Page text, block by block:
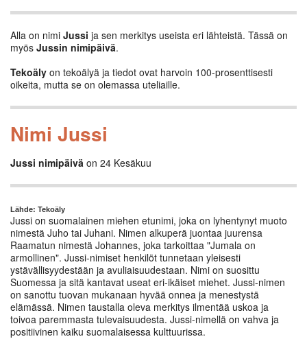
Alla on nimi Jussi ja sen merkitys useista eri lähteistä. Tässä on
myös Jussin nimipäivä.
Tekoäly on tekoälyä ja tiedot ovat harvoin 100-prosenttisesti
oikeita, mutta se on olemassa uteliaille.
Nimi Jussi
Jussi nimipäivä on 24 Kesäkuu
Lähde: Tekoäly
Jussi on suomalainen miehen etunimi, joka on lyhentynyt muoto
nimestä Juho tai Juhani. Nimen alkuperä juontaa juurensa
Raamatun nimestä Johannes, joka tarkoittaa "Jumala on
armollinen". Jussi-nimiset henkilöt tunnetaan yleisesti
ystävällisyydestään ja avuliaisuudestaan. Nimi on suosittu
Suomessa ja sitä kantavat useat eri-ikäiset miehet. Jussi-nimen
on sanottu tuovan mukanaan hyvää onnea ja menestystä
elämässä. Nimen taustalla oleva merkitys ilmentää uskoa ja
toivoa paremmasta tulevaisuudesta. Jussi-nimellä on vahva ja
positiivinen kaiku suomalaisessa kulttuurissa.